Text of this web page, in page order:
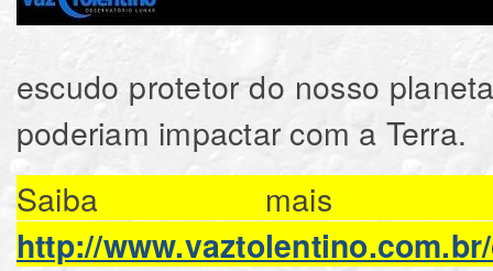
escudo protetor do nosso
poderiam impactar com a Terra.
Saiba mais
http://